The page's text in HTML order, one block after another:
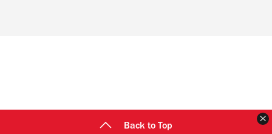
Back to Top